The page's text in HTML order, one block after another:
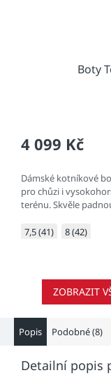
Boty
4 099 Kč
Dámské kotníkové
pro chůzi i
terénu. Skvěle
7,5 (41) 8 (42)
ZOBRAZIT
Popis Podobné (8)
Detailní popis